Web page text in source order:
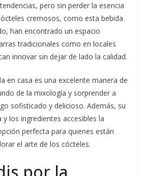
pero sin perder la esencia
cremosos, como esta bebida
han encontrado un espacio
tradicionales como en locales
innovar sin dejar de lado la calidad.
en casa es una excelente manera de
de la mixología y sorprender a
sofisticado y delicioso. Además, su
y los ingredientes accesibles la
perfecta para quienes están
el arte de los cócteles.